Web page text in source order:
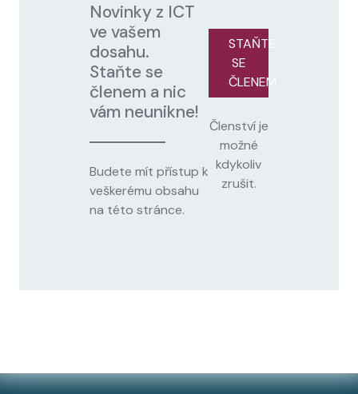
Novinky z ICT
ve vašem
dosahu.
Staňte se
členem a nic
vám neunikne!
Budete mít přístup k
veškerému obsahu
na této stránce.
STAŇTE
SE
ČLENEM
Členství je
možné
kdykoliv
zrušit.